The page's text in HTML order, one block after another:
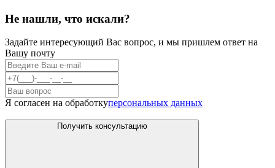
Не нашли, что искали?
Задайте интересующий Вас вопрос, и мы пришлем ответ на
Вашу почту
Я согласен на обработкуперсональных данных
Получить консультацию